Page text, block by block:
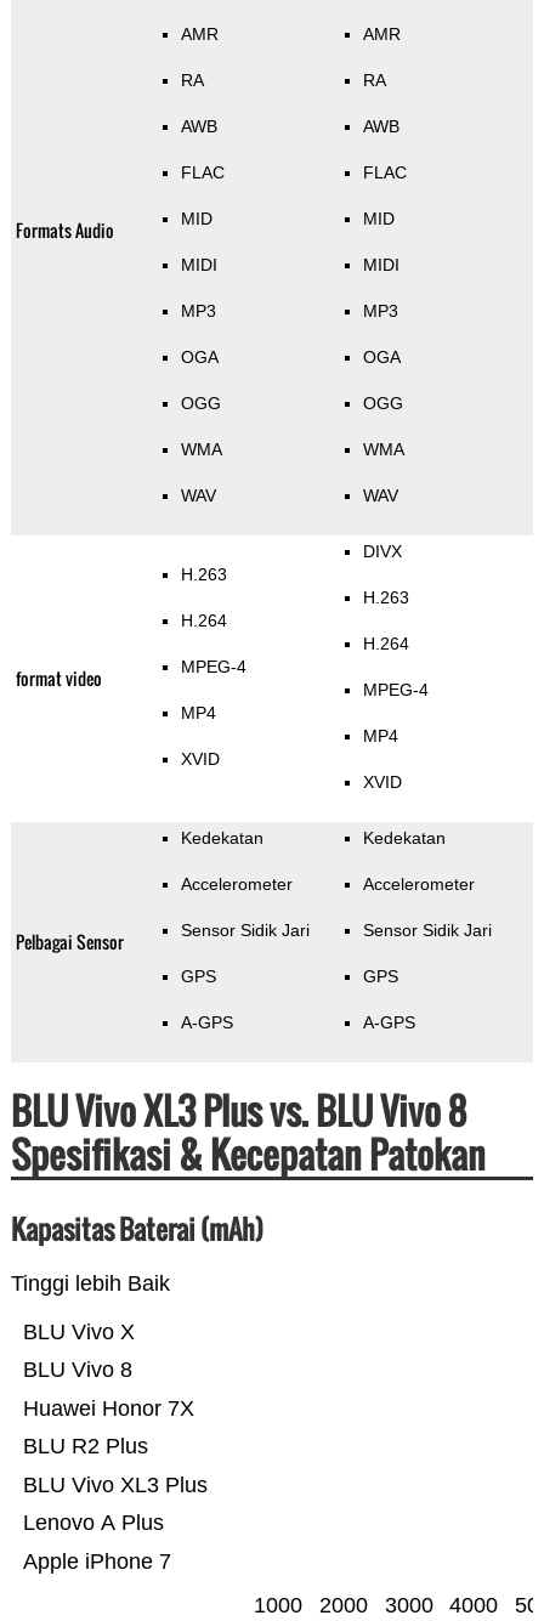
Formats Audio
AMR
RA
AWB
FLAC
MID
MIDI
MP3
OGA
OGG
WMA
WAV
AMR
RA
AWB
FLAC
MID
MIDI
MP3
OGA
OGG
WMA
WAV
format video
H.263
H.264
MPEG-4
MP4
XVID
DIVX
H.263
H.264
MPEG-4
MP4
XVID
Pelbagai Sensor
Kedekatan
Accelerometer
Sensor Sidik Jari
GPS
A-GPS
Kedekatan
Accelerometer
Sensor Sidik Jari
GPS
A-GPS
BLU Vivo XL3 Plus vs. BLU Vivo 8
Spesifikasi & Kecepatan Patokan
Kapasitas Baterai (mAh)
Tinggi lebih Baik
Apple iPhone 7
Lenovo A Plus
BLU Vivo XL3 Plus
BLU R2 Plus
Huawei Honor 7X
BLU Vivo 8
BLU Vivo X
1000 2000 3000 4000